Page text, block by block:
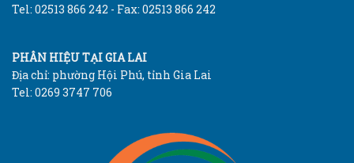
Tel: 02513 866 242 - Fax: 02513 866 242
PHÂN HIỆU TẠI GIA LAI
Địa chỉ: phường Hội Phú, tỉnh Gia Lai
Tel: 0269 3747 706